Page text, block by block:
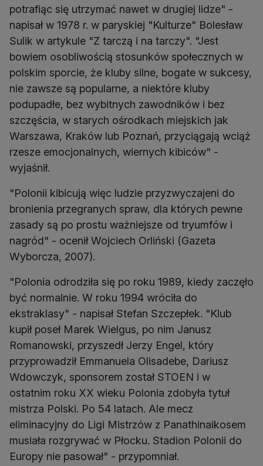
potrafiąc się utrzymać nawet w drugiej lidze" -
napisał w 1978 r. w paryskiej "Kulturze" Bolesław
Sulik w artykule "Z tarczą i na tarczy". "Jest
bowiem osobliwością stosunków społecznych w
polskim sporcie, że kluby silne, bogate w sukcesy,
nie zawsze są popularne, a niektóre kluby
podupadłe, bez wybitnych zawodników i bez
szczęścia, w starych ośrodkach miejskich jak
Warszawa, Kraków lub Poznań, przyciągają wciąż
rzesze emocjonalnych, wiernych kibiców" -
wyjaśnił.
"Polonii kibicują więc ludzie przyzwyczajeni do
bronienia przegranych spraw, dla których pewne
zasady są po prostu ważniejsze od tryumfów i
nagród" - ocenił Wojciech Orliński (Gazeta
Wyborcza, 2007).
"Polonia odrodziła się po roku 1989, kiedy zaczęło
być normalnie. W roku 1994 wróciła do
ekstraklasy" - napisał Stefan Szczepłek. "Klub
kupił poseł Marek Wielgus, po nim Janusz
Romanowski, przyszedł Jerzy Engel, który
przyprowadził Emmanuela Olisadebe, Dariusz
Wdowczyk, sponsorem został STOEN i w
ostatnim roku XX wieku Polonia zdobyła tytuł
mistrza Polski. Po 54 latach. Ale mecz
eliminacyjny do Ligi Mistrzów z Panathinaikosem
musiała rozgrywać w Płocku. Stadion Polonii do
Europy nie pasował" - przypomniał.